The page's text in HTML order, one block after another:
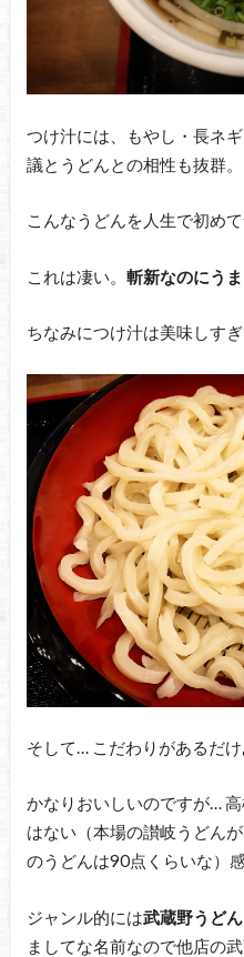
つけ汁には、もやし・長ネ
議とうどんとの相性も抜群。
こんなうどんを人生で初めて
これは凄い。 斬新なのにう
ちなみにつけ汁は美味しす
そして… こだわりがあるだ
かなりおいしいのですが…
はない（本場の讃岐うどん
のうどんは90点くらいな）感
ジャンル的には武蔵野うどん
ましてな名前なので他店の